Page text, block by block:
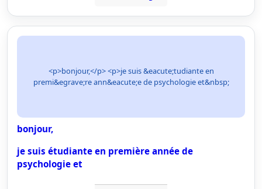
<p>bonjour,</p> <p>je suis &eacute;tudiante en
premi&egrave;re ann&eacute;e de psychologie et&nbsp;
bonjour,
je suis étudiante en première année de
psychologie et